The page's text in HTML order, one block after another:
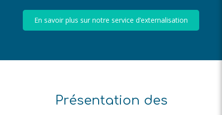
En savoir plus sur notre service d’externalisation
Présentation des